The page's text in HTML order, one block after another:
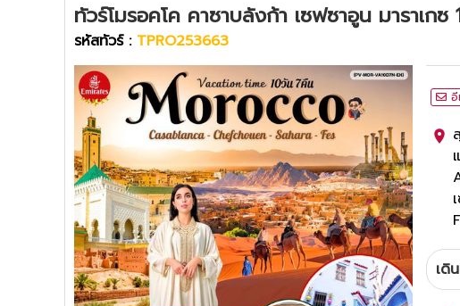
ทัวร์โมรอคโค คาซาบลังก้า เซฟซาอูน มาราเ
รหัสทัวร์ : TPRO253663
อี
เดิ